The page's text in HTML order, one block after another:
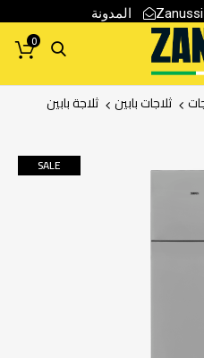
المدونة
0
ثلاجات بابين ثلاجة بابين
SALE